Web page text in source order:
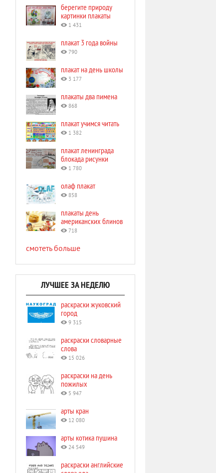
берегите природу
картинки плакаты
1 431
плакат 3 года войны
790
плакат на день школы
3 177
плакаты два пимена
868
плакат учимся читать
1 382
плакат ленинграда
блокада рисунки
1 780
олаф плакат
858
плакаты день
американских блинов
718
смотеть больше
ЛУЧШЕЕ ЗА НЕДЕЛЮ
раскраски жуковский
город
9 315
раскраски словарные
слова
15 026
раскраски на день
пожилых
5 947
арты кран
12 080
арты котика пушина
24 549
раскраски английские